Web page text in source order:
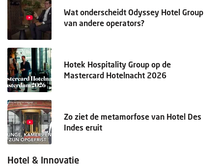
Wat onderscheidt Odyssey Hotel Group
van andere operators?
Hotek Hospitality Group op de
Mastercard Hotelnacht 2026
Zo ziet de metamorfose van Hotel Des
Indes eruit
Hotel & Innovatie